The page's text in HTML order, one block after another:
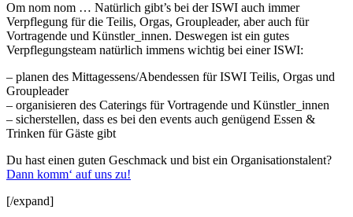
Om nom nom … Natürlich gibt’s bei der ISWI auch immer
Verpflegung für die Teilis, Orgas, Groupleader, aber auch für
Vortragende und Künstler_innen. Deswegen ist ein gutes
Verpflegungsteam natürlich immens wichtig bei einer ISWI:
– planen des Mittagessens/Abendessen für ISWI Teilis, Orgas und
Groupleader
– organisieren des Caterings für Vortragende und Künstler_innen
– sicherstellen, dass es bei den events auch genügend Essen &
Trinken für Gäste gibt
Du hast einen guten Geschmack und bist ein Organisationstalent?
Dann komm‘ auf uns zu!
[/expand]